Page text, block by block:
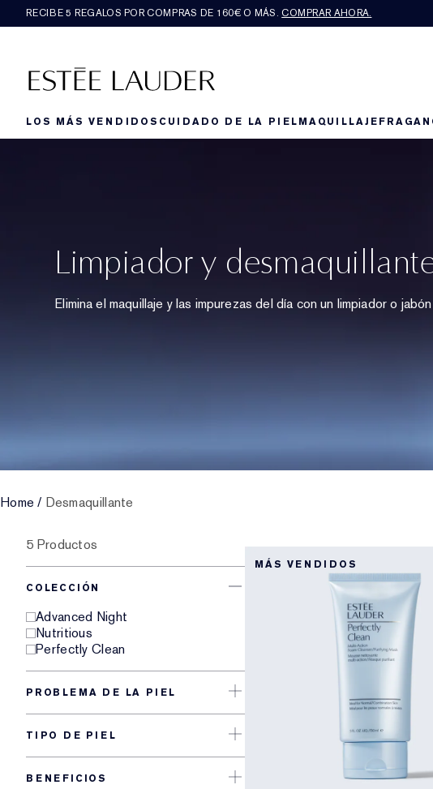
RECIBE 5 REGALOS POR COMPRAS DE 160€ O MÁS. COMPRAR AHORA.
LOS MÁS VENDIDOS CUIDADO DE LA PIELMAQUILLAJE
Limpiador y
Elimina el maquillaje y las impurezas del día con un limpiador o
Home / Desmaquillante
5 Productos
COLECCIÓN
Advanced Night
Nutritious
Perfectly Clean
PROBLEMA DE LA PIEL
TIPO DE PIEL
BENEFICIOS
MÁS VENDIDOS